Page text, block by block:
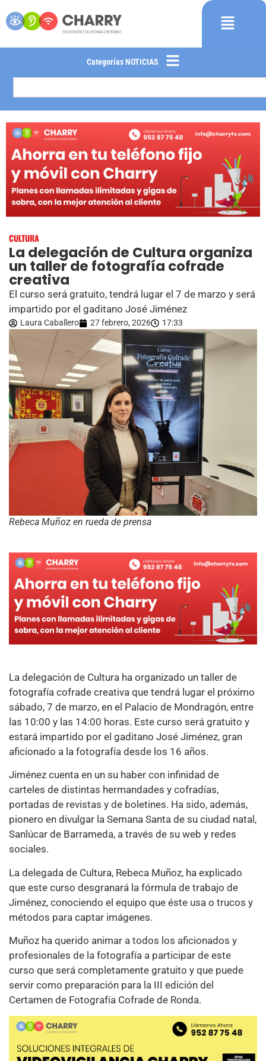
Categorías NOTICIAS
CULTURA
La delegación de Cultura organiza
un taller de fotografía cofrade
creativa
El curso será gratuito, tendrá lugar el 7 de marzo y será
impartido por el gaditano José Jiménez
Laura Caballero 27 febrero, 2026 17:33
Rebeca Muñoz en rueda de prensa
La delegación de Cultura ha organizado un taller de
fotografía cofrade creativa que tendrá lugar el próximo
sábado, 7 de marzo, en el Palacio de Mondragón, entre
las 10:00 y las 14:00 horas. Este curso será gratuito y
estará impartido por el gaditano José Jiménez, gran
aficionado a la fotografía desde los 16 años.
Jiménez cuenta en un su haber con infinidad de
carteles de distintas hermandades y cofradías,
portadas de revistas y de boletines. Ha sido, además,
pionero en divulgar la Semana Santa de su ciudad natal,
Sanlúcar de Barrameda, a través de su web y redes
sociales.
La delegada de Cultura, Rebeca Muñoz, ha explicado
que este curso desgranará la fórmula de trabajo de
Jiménez, conociendo el equipo que éste usa o trucos y
métodos para captar imágenes.
Muñoz ha querido animar a todos los aficionados y
profesionales de la fotografía a participar de este
curso que será completamente gratuito y que puede
servir como preparación para la III edición del
Certamen de Fotografía Cofrade de Ronda.